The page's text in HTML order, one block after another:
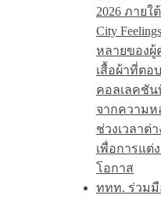
2026 ภายใ
City
หลายของผู้
เสื้อผ้าที่ตอ
คอลเลคชัน
จากความ
ช่วงเวลาต่
เพื่อการแต่
โอกาส
ททท. ร่วม